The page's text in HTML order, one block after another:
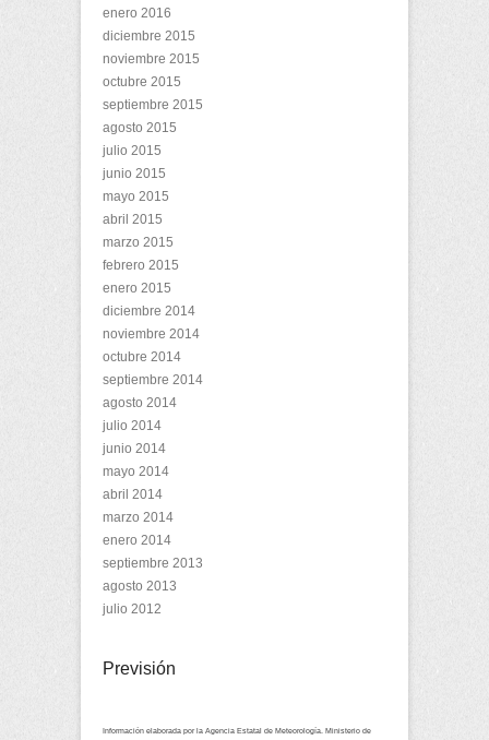
enero 2016
diciembre 2015
noviembre 2015
octubre 2015
septiembre 2015
agosto 2015
julio 2015
junio 2015
mayo 2015
abril 2015
marzo 2015
febrero 2015
enero 2015
diciembre 2014
noviembre 2014
octubre 2014
septiembre 2014
agosto 2014
julio 2014
junio 2014
mayo 2014
abril 2014
marzo 2014
enero 2014
septiembre 2013
agosto 2013
julio 2012
Previsión
Información elaborada por la Agencia Estatal de Meteorología. Ministerio de